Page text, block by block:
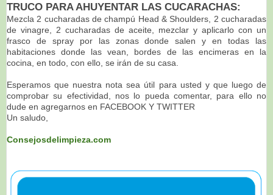
TRUCO PARA AHUYENTAR LAS CUCARACHAS:
Mezcla 2 cucharadas de champú Head & Shoulders, 2 cucharadas
de vinagre, 2 cucharadas de aceite, mezclar y aplicarlo con un
frasco de spray por las zonas donde salen y en todas las
habitaciones donde las vean, bordes de las encimeras en la
cocina, en todo, con ello, se irán de su casa.
Esperamos que nuestra nota sea útil para usted y que luego de
comprobar su efectividad, nos lo pueda comentar, para ello no
dude en agregarnos en FACEBOOK Y TWITTER
Un saludo,
Consejosdelimpieza.com